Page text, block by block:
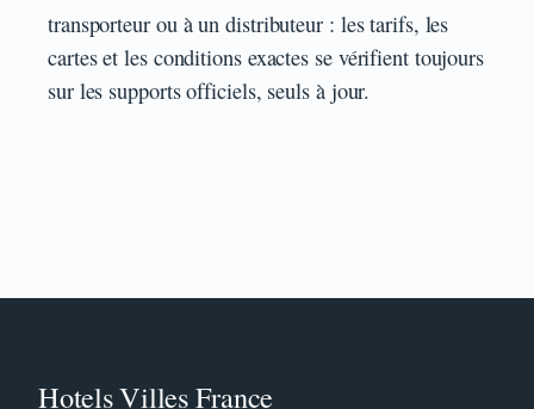
transporteur ou à un distributeur : les tarifs, les
cartes et les conditions exactes se vérifient toujours
sur les supports officiels, seuls à jour.